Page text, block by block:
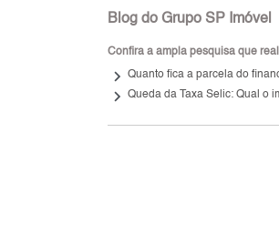
Blog do Grupo SP Imóvel
Confira a ampla pesquisa que
keyboard_arrow_right Quanto fica a parcela do
keyboard_arrow_right Queda da Taxa Selic: Qual o